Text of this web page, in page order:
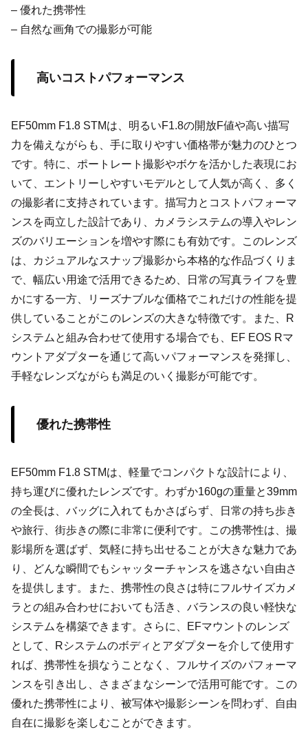
– 優れた携帯性
– 自然な画角での撮影が可能
高いコストパフォーマンス
EF50mm F1.8 STMは、明るいF1.8の開放F値や高い描写
力を備えながらも、手に取りやすい価格帯が魅力のひとつ
です。特に、ポートレート撮影やボケを活かした表現にお
いて、エントリーしやすいモデルとして人気が高く、多く
の撮影者に支持されています。描写力とコストパフォーマ
ンスを両立した設計であり、カメラシステムの導入やレン
ズのバリエーションを増やす際にも有効です。このレンズ
は、カジュアルなスナップ撮影から本格的な作品づくりま
で、幅広い用途で活用できるため、日常の写真ライフを豊
かにする一方、リーズナブルな価格でこれだけの性能を提
供していることがこのレンズの大きな特徴です。また、R
システムと組み合わせて使用する場合でも、EF EOS Rマ
ウントアダプターを通じて高いパフォーマンスを発揮し、
手軽なレンズながらも満足のいく撮影が可能です。
優れた携帯性
EF50mm F1.8 STMは、軽量でコンパクトな設計により、
持ち運びに優れたレンズです。わずか160gの重量と39mm
の全長は、バッグに入れてもかさばらず、日常の持ち歩き
や旅行、街歩きの際に非常に便利です。この携帯性は、撮
影場所を選ばず、気軽に持ち出せることが大きな魅力であ
り、どんな瞬間でもシャッターチャンスを逃さない自由さ
を提供します。また、携帯性の良さは特にフルサイズカメ
ラとの組み合わせにおいても活き、バランスの良い軽快な
システムを構築できます。さらに、EFマウントのレンズ
として、Rシステムのボディとアダプターを介して使用す
れば、携帯性を損なうことなく、フルサイズのパフォーマ
ンスを引き出し、さまざまなシーンで活用可能です。この
優れた携帯性により、被写体や撮影シーンを問わず、自由
自在に撮影を楽しむことができます。